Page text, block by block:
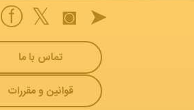
➤
◙
𝕏
ⓕ
تماس با ما
قوانین و مقررات